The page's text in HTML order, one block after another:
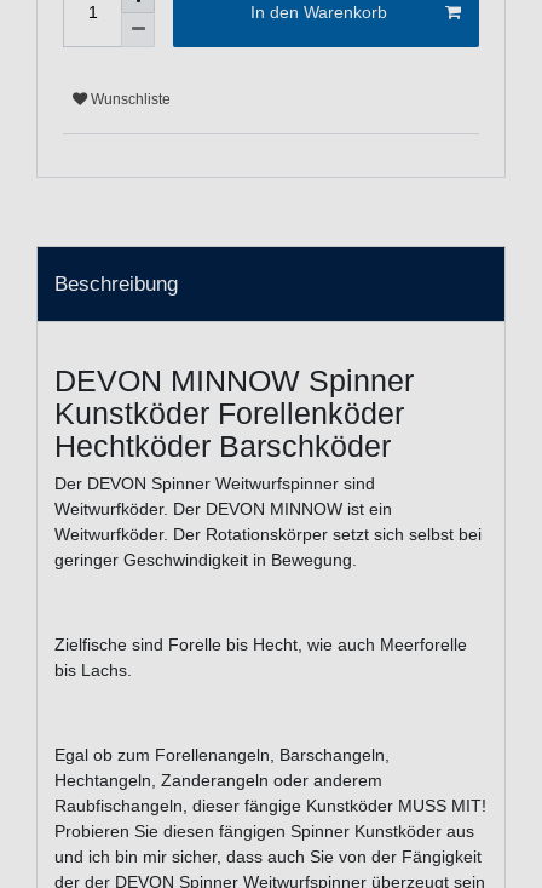
In den Warenkorb
Wunschliste
Beschreibung
DEVON MINNOW Spinner
Kunstköder Forellenköder
Hechtköder Barschköder
Der DEVON Spinner Weitwurfspinner sind
Weitwurfköder. Der DEVON MINNOW ist ein
Weitwurfköder. Der Rotationskörper setzt sich selbst bei
geringer Geschwindigkeit in Bewegung.
Zielfische sind Forelle bis Hecht, wie auch Meerforelle
bis Lachs.
Egal ob zum Forellenangeln, Barschangeln,
Hechtangeln, Zanderangeln oder anderem
Raubfischangeln, dieser fängige Kunstköder MUSS MIT!
Probieren Sie diesen fängigen Spinner Kunstköder aus
und ich bin mir sicher, dass auch Sie von der Fängigkeit
der der DEVON Spinner Weitwurfspinner überzeugt sein